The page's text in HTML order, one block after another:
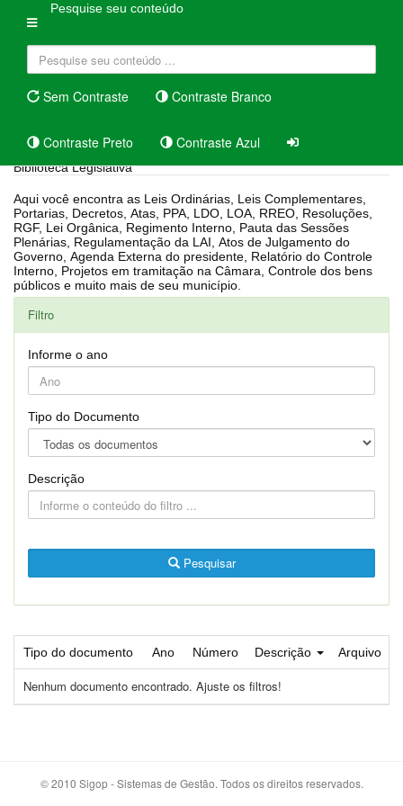
Pesquise seu conteúdo
Sem Contraste Contraste Branco
Contraste Preto Contraste Azul
Biblioteca Legislativa
Aqui você encontra as Leis Ordinárias, Leis Complementares,
Portarias, Decretos, Atas, PPA, LDO, LOA, RREO, Resoluções,
RGF, Lei Orgânica, Regimento Interno, Pauta das Sessões
Plenárias, Regulamentação da LAI, Atos de Julgamento do
Governo, Agenda Externa do presidente, Relatório do Controle
Interno, Projetos em tramitação na Câmara, Controle dos bens
públicos e muito mais de seu município.
Filtro
Informe o ano
Tipo do Documento
Descrição
Pesquisar
Tipo do documento Ano Número Descrição Arquivo
Nenhum documento encontrado. Ajuste os filtros!
© 2010 Sigop - Sistemas de Gestão. Todos os direitos reservados.